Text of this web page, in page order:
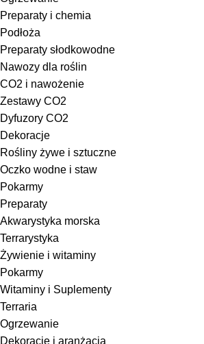
Preparaty i chemia
Podłoża
Preparaty słodkowodne
Nawozy dla roślin
CO2 i nawożenie
Zestawy CO2
Dyfuzory CO2
Dekoracje
Rośliny żywe i sztuczne
Oczko wodne i staw
Pokarmy
Preparaty
Akwarystyka morska
Terrarystyka
Żywienie i witaminy
Pokarmy
Witaminy i Suplementy
Terraria
Ogrzewanie
Dekoracje i aranżacja